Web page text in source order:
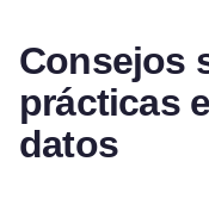
Consejos
prácticas
datos